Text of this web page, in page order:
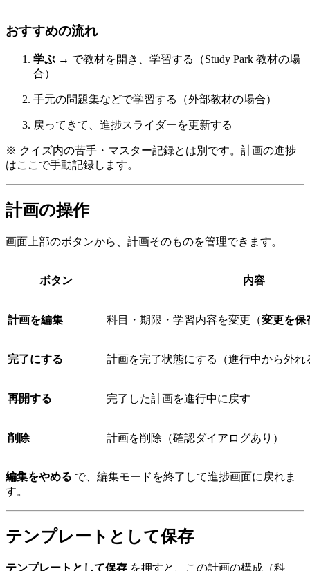
おすすめの流れ
学ぶ → で教材を開き、学習する（Study Park 教材の場
合）
手元の問題集などで学習する（外部教材の場合）
戻ってきて、進捗スライダーを更新する
※ クイズ内の苦手・マスター記録とは別です。計画の進捗
はここで手動記録します。
計画の操作
画面上部のボタンから、計画そのものを管理できます。
ボタン 内容
計画を編集 科目・期限・学習内容を変更（変更を保
完了にする 計画を完了状態にする（進行中から外れ
再開する 完了した計画を進行中に戻す
削除 計画を削除（確認ダイアログあり）
編集をやめる で、編集モードを終了して進捗画面に戻れま
す。
テンプレートとして保存
テンプレートとして保存 を押すと、この計画の構成（科